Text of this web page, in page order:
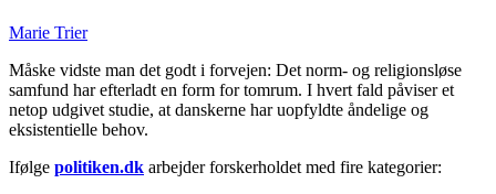
Marie Trier
Måske vidste man det godt i forvejen: Det norm- og religionsløse
samfund har efterladt en form for tomrum. I hvert fald påviser et
netop udgivet studie, at danskerne har uopfyldte åndelige og
eksistentielle behov.
Ifølge politiken.dk arbejder forskerholdet med fire kategorier: